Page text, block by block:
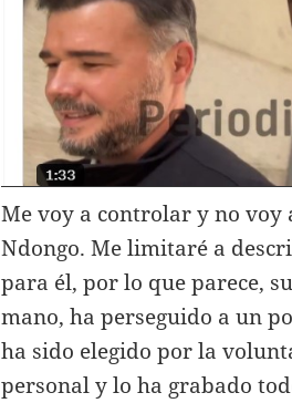
Me voy a controlar y no
Ndongo. Me limitaré a
para él, por lo que parece,
mano, ha perseguido a un
ha sido elegido por la
personal y lo ha grabado